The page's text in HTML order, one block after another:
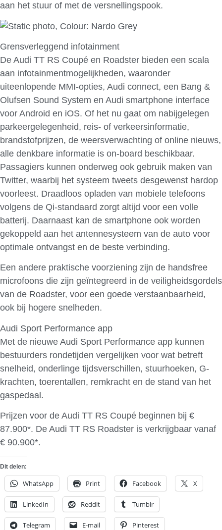
aan het stuur of met de versnellingspook.
Grensverleggend infotainment
De Audi TT RS Coupé en Roadster bieden een scala
aan infotainmentmogelijkheden, waaronder
uiteenlopende MMI-opties, Audi connect, een Bang &
Olufsen Sound System en Audi smartphone interface
voor Android en iOS. Of het nu gaat om nabijgelegen
parkeergelegenheid, reis- of verkeersinformatie,
brandstofprijzen, de weersverwachting of online nieuws,
alle denkbare informatie is on-board beschikbaar.
Passagiers kunnen onderweg ook gebruik maken van
Twitter, waarbij het systeem tweets desgewenst hardop
voorleest. Draadloos opladen van mobiele telefoons
volgens de Qi-standaard zorgt altijd voor een volle
batterij. Daarnaast kan de smartphone ook worden
gekoppeld aan het antennesysteem van de auto voor
optimale ontvangst en de beste verbinding.
Een andere praktische voorziening zijn de handsfree
microfoons die zijn geïntegreerd in de veiligheidsgordels
van de Roadster, voor een goede verstaanbaarheid,
ook bij hogere snelheden.
Audi Sport Performance app
Met de nieuwe Audi Sport Performance app kunnen
bestuurders rondetijden vergelijken voor wat betreft
snelheid, onderlinge tijdsverschillen, stuurhoeken, G-
krachten, toerentallen, remkracht en de stand van het
gaspedaal.
Prijzen voor de Audi TT RS Coupé beginnen bij €
87.900*. De Audi TT RS Roadster is verkrijgbaar vanaf
€ 90.900*.
Dit delen:
WhatsApp Print Facebook X
LinkedIn Reddit Tumblr
Telegram E-mail Pinterest